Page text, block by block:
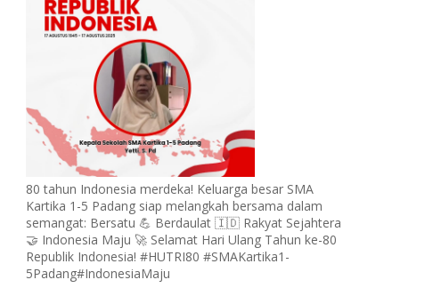
80 tahun Indonesia merdeka! Keluarga besar SMA
Kartika 1-5 Padang siap melangkah bersama dalam
semangat: Bersatu 💪 Berdaulat 🇮🇩 Rakyat Sejahtera
🤝 Indonesia Maju 🚀 Selamat Hari Ulang Tahun ke-80
Republik Indonesia! #HUTRI80 #SMAKartika1-
5Padang#IndonesiaMaju